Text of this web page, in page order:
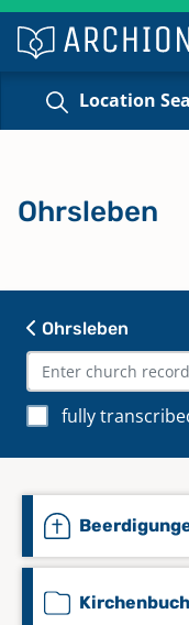
Location
Ohrsleben
fully
Ohrsleben